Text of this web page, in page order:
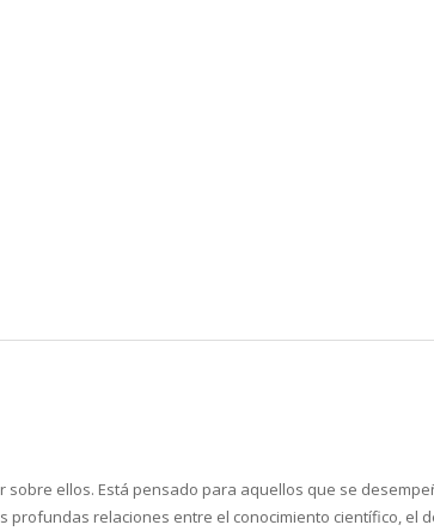
ellos. Está pensado para aquellos que se
relaciones entre el conocimiento científico, el